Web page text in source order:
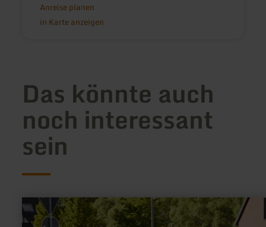
Anreise planen
in Karte anzeigen
Das könnte auch
noch interessant
sein
mehr
erfahren
zu: